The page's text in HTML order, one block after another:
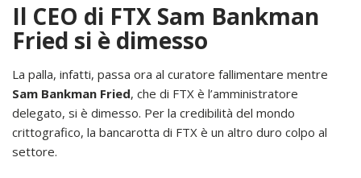
Il CEO di FTX Sam Bankman
Fried si è dimesso
La palla, infatti, passa ora al curatore fallimentare mentre
Sam Bankman Fried, che di FTX è l’amministratore
delegato, si è dimesso. Per la credibilità del mondo
crittografico, la bancarotta di FTX è un altro duro colpo al
settore.